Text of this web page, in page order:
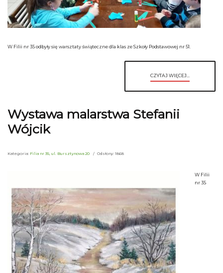
W Filii nr 35 odbyły się warsztaty świąteczne dla klas ze Szkoły Podstawowej nr 51.
CZYTAJ WIĘCEJ...
Wystawa malarstwa Stefanii
Wójcik
Kategoria: Filia nr 35, ul. Bursztynowa 20 Odsłony: 1868
W Filii
nr 35